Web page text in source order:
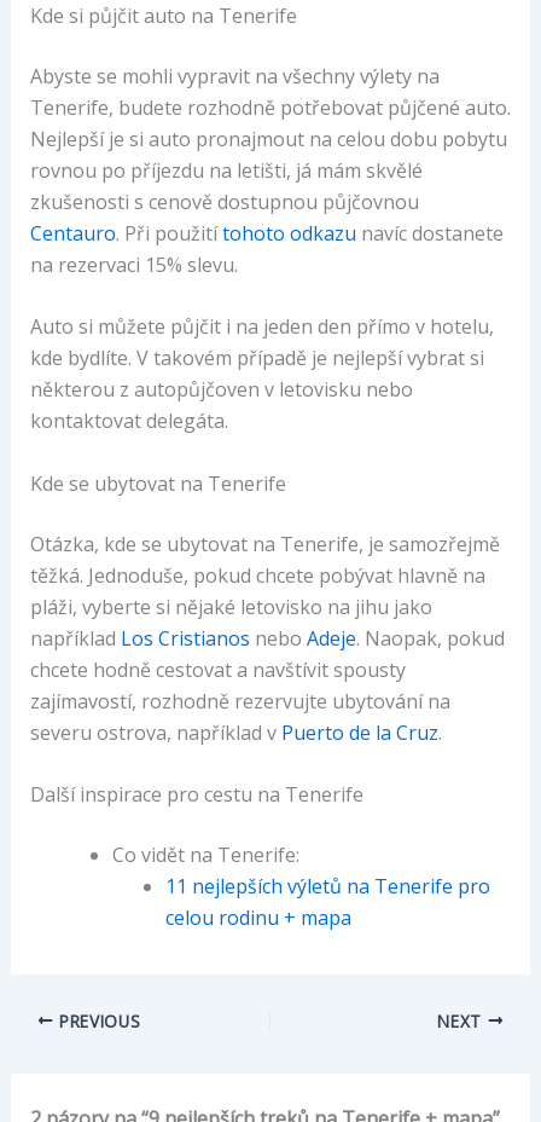
Kde si půjčit auto na Tenerife
Abyste se mohli vypravit na všechny výlety na
Tenerife, budete rozhodně potřebovat půjčené auto.
Nejlepší je si auto pronajmout na celou dobu pobytu
rovnou po příjezdu na letišti, já mám skvělé
zkušenosti s cenově dostupnou půjčovnou
Centauro. Při použitítohoto odkazu navíc dostanete
na rezervaci 15% slevu.
Auto si můžete půjčit i na jeden den přímo v hotelu,
kde bydlíte. V takovém případě je nejlepší vybrat si
některou z autopůjčoven v letovisku nebo
kontaktovat delegáta.
Kde se ubytovat na Tenerife
Otázka, kde se ubytovat na Tenerife, je samozřejmě
těžká. Jednoduše, pokud chcete pobývat hlavně na
pláži, vyberte si nějaké letovisko na jihu jako
například Los Cristianos nebo Adeje. Naopak, pokud
chcete hodně cestovat a navštívit spousty
zajímavostí, rozhodně rezervujte ubytování na
severu ostrova, například v Puerto de la Cruz.
Další inspirace pro cestu na Tenerife
Co vidět na Tenerife:
11 nejlepších výletů na Tenerife pro
celou rodinu + mapa
PREVIOUS NEXT